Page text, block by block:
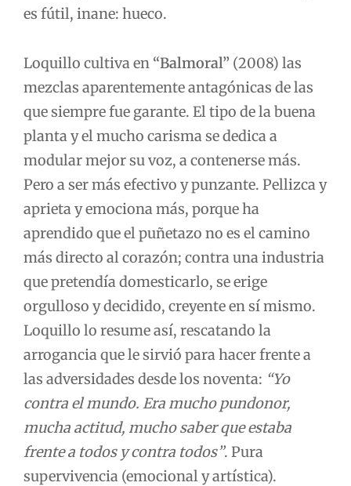
es fútil, inane: hueco.
Loquillo cultiva en “Balmoral” (2008) las
mezclas aparentemente antagónicas de las
que siempre fue garante. El tipo de la buena
planta y el mucho carisma se dedica a
modular mejor su voz, a contenerse más.
Pero a ser más efectivo y punzante. Pellizca y
aprieta y emociona más, porque ha
aprendido que el puñetazo no es el camino
más directo al corazón; contra una industria
que pretendía domesticarlo, se erige
orgulloso y decidido, creyente en sí mismo.
Loquillo lo resume así, rescatando la
arrogancia que le sirvió para hacer frente a
las adversidades desde los noventa: “Yo
contra el mundo. Era mucho pundonor,
mucha actitud, mucho saber que estaba
frente a todos y contra todos”. Pura
supervivencia (emocional y artística).